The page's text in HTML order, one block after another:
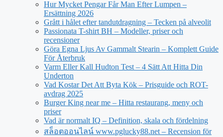
Hur Mycket Pengar Får Man Efter Lumpen –
Ersättning 2026
Grått i hålet efter tandutdragning – Tecken på alveolit
Passionata T-shirt BH – Modeller, priser och
recensioner
Göra Egna Ljus Av Gammalt Stearin – Komplett Guide
För Återbruk
Varm Eller Kall Hudton Test – 4 Sätt Att Hitta Din
Underton
Vad Kostar Det Att Byta Kök – Prisguide och ROT-
avdrag 2025
Burger King near me – Hitta restaurang, meny och
priser
Vad är normalt IQ – Definition, skala och fördelning
สล็อตออนไลน์ www.pglucky88.net – Recension för